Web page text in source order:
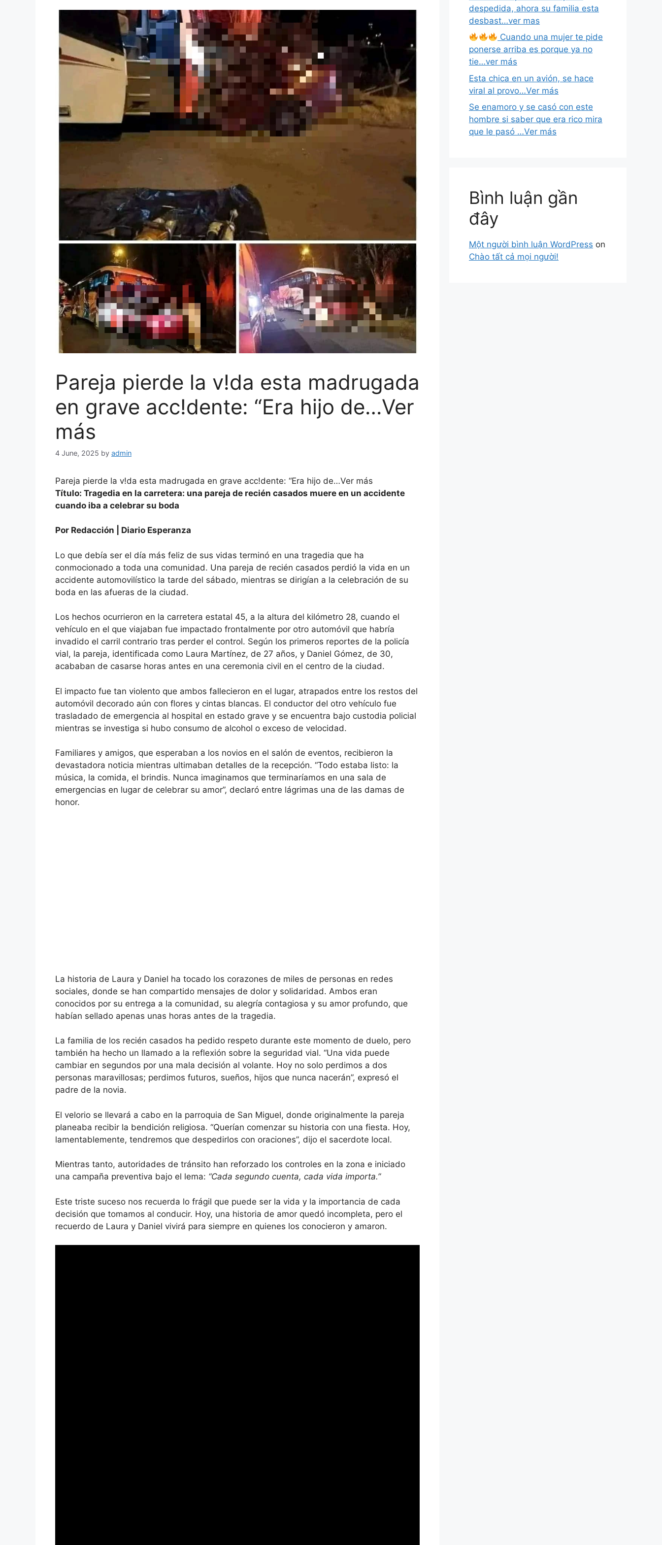
Pareja pierde la v!da esta madrugada
en grave acc!dente: “Era hijo de…Ver
más
4 June, 2025 by admin
Pareja pierde la v!da esta madrugada en grave acc!dente: “Era hijo de…Ver más
Título: Tragedia en la carretera: una pareja de recién casados muere en un accidente
cuando iba a celebrar su boda
Por Redacción | Diario Esperanza
Lo que debía ser el día más feliz de sus vidas terminó en una tragedia que ha
conmocionado a toda una comunidad. Una pareja de recién casados perdió la vida en un
accidente automovilístico la tarde del sábado, mientras se dirigían a la celebración de su
boda en las afueras de la ciudad.
Los hechos ocurrieron en la carretera estatal 45, a la altura del kilómetro 28, cuando el
vehículo en el que viajaban fue impactado frontalmente por otro automóvil que habría
invadido el carril contrario tras perder el control. Según los primeros reportes de la policía
vial, la pareja, identificada como Laura Martínez, de 27 años, y Daniel Gómez, de 30,
acababan de casarse horas antes en una ceremonia civil en el centro de la ciudad.
El impacto fue tan violento que ambos fallecieron en el lugar, atrapados entre los restos del
automóvil decorado aún con flores y cintas blancas. El conductor del otro vehículo fue
trasladado de emergencia al hospital en estado grave y se encuentra bajo custodia policial
mientras se investiga si hubo consumo de alcohol o exceso de velocidad.
Familiares y amigos, que esperaban a los novios en el salón de eventos, recibieron la
devastadora noticia mientras ultimaban detalles de la recepción. “Todo estaba listo: la
música, la comida, el brindis. Nunca imaginamos que terminaríamos en una sala de
emergencias en lugar de celebrar su amor”, declaró entre lágrimas una de las damas de
honor.
La historia de Laura y Daniel ha tocado los corazones de miles de personas en redes
sociales, donde se han compartido mensajes de dolor y solidaridad. Ambos eran
conocidos por su entrega a la comunidad, su alegría contagiosa y su amor profundo, que
habían sellado apenas unas horas antes de la tragedia.
La familia de los recién casados ha pedido respeto durante este momento de duelo, pero
también ha hecho un llamado a la reflexión sobre la seguridad vial. “Una vida puede
cambiar en segundos por una mala decisión al volante. Hoy no solo perdimos a dos
personas maravillosas; perdimos futuros, sueños, hijos que nunca nacerán”, expresó el
padre de la novia.
El velorio se llevará a cabo en la parroquia de San Miguel, donde originalmente la pareja
planeaba recibir la bendición religiosa. “Querían comenzar su historia con una fiesta. Hoy,
lamentablemente, tendremos que despedirlos con oraciones”, dijo el sacerdote local.
Mientras tanto, autoridades de tránsito han reforzado los controles en la zona e iniciado
una campaña preventiva bajo el lema: “Cada segundo cuenta, cada vida importa.”
Este triste suceso nos recuerda lo frágil que puede ser la vida y la importancia de cada
decisión que tomamos al conducir. Hoy, una historia de amor quedó incompleta, pero el
recuerdo de Laura y Daniel vivirá para siempre en quienes los conocieron y amaron.
despedida, ahora su familia esta
desbast…ver mas
Cuando una mujer te pide
ponerse arriba es porque ya no
tie…ver más
Esta chica en un avión, se hace
viral al provo…Ver más
Se enamoro y se casó con este
hombre si saber que era rico mira
que le pasó …Ver más
Bình luận gần
đây
Một người bình luận WordPress on
Chào tất cả mọi người!